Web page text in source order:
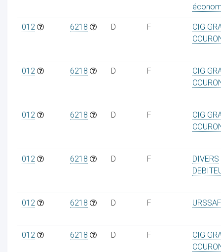
012 6218 D F
CIG
012 6218 D F
CIG
012 6218 D F
CIG
012 6218 D F
DIVERS
012 6218 D F
012 6218 D F
CIG